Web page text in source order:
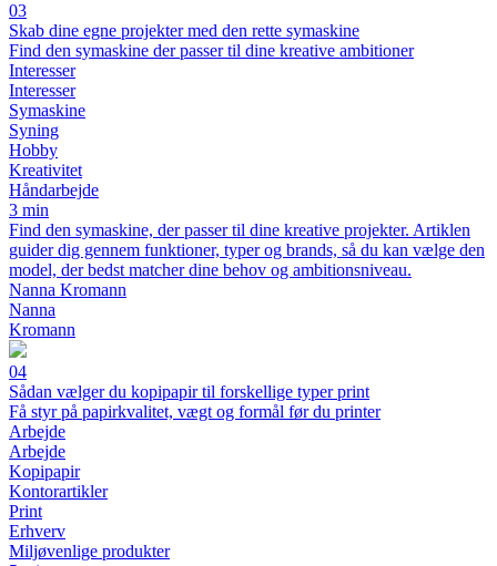
03
Skab dine egne projekter med den rette symaskine
Find den symaskine der passer til dine kreative ambitioner
Interesser
Interesser
Symaskine
Syning
Hobby
Kreativitet
Håndarbejde
3 min
Find den symaskine, der passer til dine kreative projekter. Artiklen
guider dig gennem funktioner, typer og brands, så du kan vælge den
model, der bedst matcher dine behov og ambitionsniveau.
Nanna Kromann
Nanna
Kromann
04
Sådan vælger du kopipapir til forskellige typer print
Få styr på papirkvalitet, vægt og formål før du printer
Arbejde
Arbejde
Kopipapir
Kontorartikler
Print
Erhverv
Miljøvenlige produkter